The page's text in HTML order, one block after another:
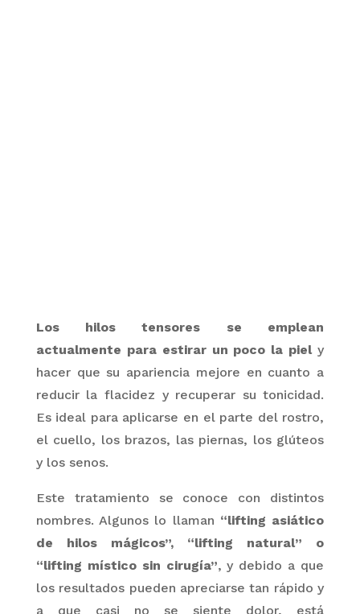
Los hilos tensores se emplean
actualmente para estirar un poco la piel y
hacer que su apariencia mejore en cuanto a
reducir la flacidez y recuperar su tonicidad.
Es ideal para aplicarse en el parte del rostro,
el cuello, los brazos, las piernas, los glúteos
y los senos.
Este tratamiento se conoce con distintos
nombres. Algunos lo llaman “lifting asiático
de hilos mágicos”, “lifting natural” o
“lifting místico sin cirugía”, y debido a que
los resultados pueden apreciarse tan rápido y
a que casi no se siente dolor, está